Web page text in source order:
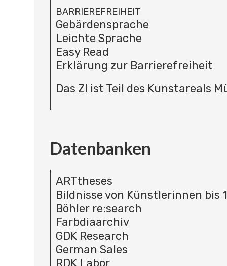
BARRIEREFREIHEIT
Gebärdensprache
Leichte Sprache
Easy Read
Erklärung zur Barrierefreiheit
Das ZI ist Teil des Kunstareals
Datenbanken
ARTtheses
Bildnisse von Künstlerinnen bis
Böhler re:search
Farbdiaarchiv
GDK Research
German Sales
RDK Labor